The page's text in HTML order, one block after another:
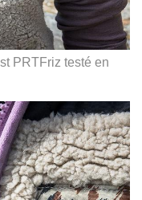
PRTFriz testé en